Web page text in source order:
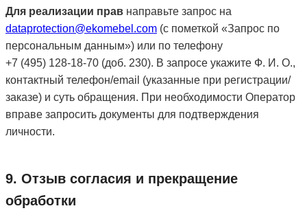
Для реализации прав направьте запрос на
dataprotection@ekomebel.com (с пометкой «Запрос по
персональным данным») или по телефону
+7 (495) 128‑18‑70 (доб. 230). В запросе укажите Ф. И. О.,
контактный телефон/email (указанные при регистрации/
заказе) и суть обращения. При необходимости Оператор
вправе запросить документы для подтверждения
личности.
9. Отзыв согласия и прекращение
обработки